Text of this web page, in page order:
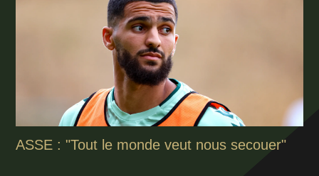
ASSE : "Tout le monde veut nous secouer"